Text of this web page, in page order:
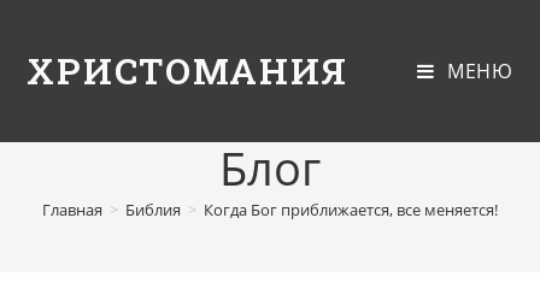
ХРИСТОМАНИЯ МЕНЮ
Блог
Главная > Библия > Когда Бог приближается, все меняется!